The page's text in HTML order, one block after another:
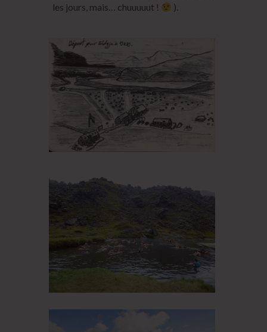
les jours, mais… chuuuuut !
).